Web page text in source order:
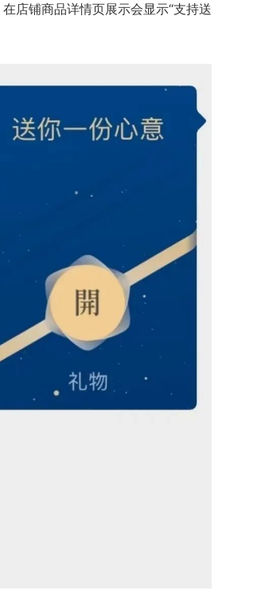
店铺商品详情页展示会显示“支持送